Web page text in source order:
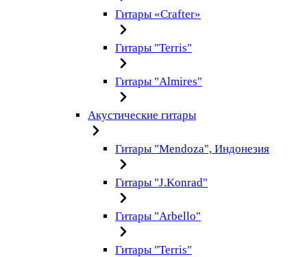
Гитары «Crafter»
Гитары "Terris"
Гитары "Almires"
Акустические гитары
Гитары "Mendoza", Индонезия
Гитары "J.Konrad"
Гитары "Arbello"
Гитары "Terris"